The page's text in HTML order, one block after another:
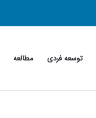
توسعه فردی مطالعه